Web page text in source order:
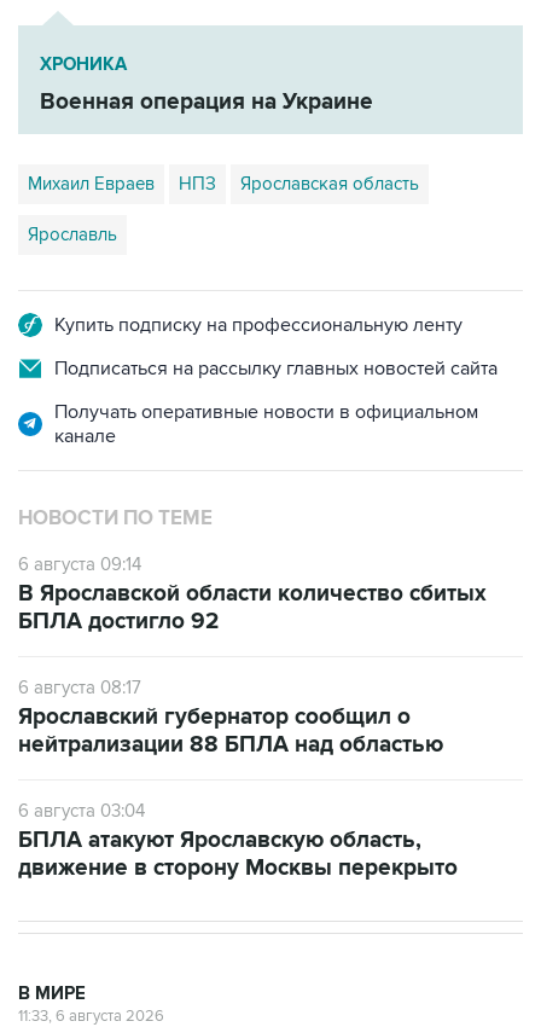
ХРОНИКА
Военная операция на Украине
Михаил Евраев НПЗ Ярославская область
Ярославль
Купить подписку на профессиональную ленту
Подписаться на рассылку главных новостей сайта
Получать оперативные новости в официальном
канале
НОВОСТИ ПО ТЕМЕ
6 августа 09:14
В Ярославской области количество сбитых
БПЛА достигло 92
6 августа 08:17
Ярославский губернатор сообщил о
нейтрализации 88 БПЛА над областью
6 августа 03:04
БПЛА атакуют Ярославскую область,
движение в сторону Москвы перекрыто
В МИРЕ
11:33, 6 августа 2026